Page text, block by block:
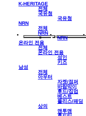
K-HERITAGE
전체
국유청
국유청
NRN
전체
NRN
NRN
온라인 전용
전체
온라인 전용
성인
키즈
남성
전체
아우터
자켓/점퍼
바람막이
후드/집업
베스트
플리스/패딩
상의
맨투맨